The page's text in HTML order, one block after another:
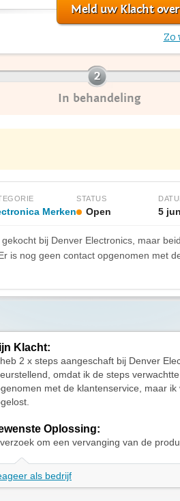
Meld uw Klacht
Zo
In behandeling
Merken
STATUS
Open 5
bij Denver Electronics, maar
is nog geen contact opgenomen met
Klacht:
2 x steps aangeschaft bij Denver
omdat ik de steps
met de klantenservice, maar
Oplossing:
om een vervanging van de
als bedrijf